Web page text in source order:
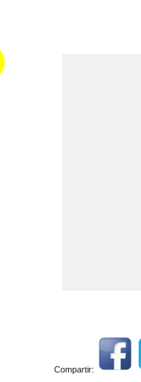
Compartir: